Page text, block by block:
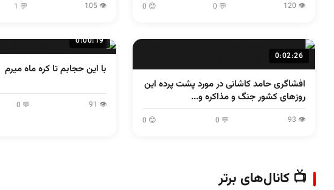
👁 120
💬 0
😊 0
👁 105
💬 1
0:02:26
افشاگری حامد کاشانی در مورد پشت پرده این
روزهای کشور جنگ و مذاکره و...
👁 93
💬 0
😊 0
0:00:19
با این حجابم تا کره ماه میرم
👁 91
💬 0
📺 کانال‌های برتر